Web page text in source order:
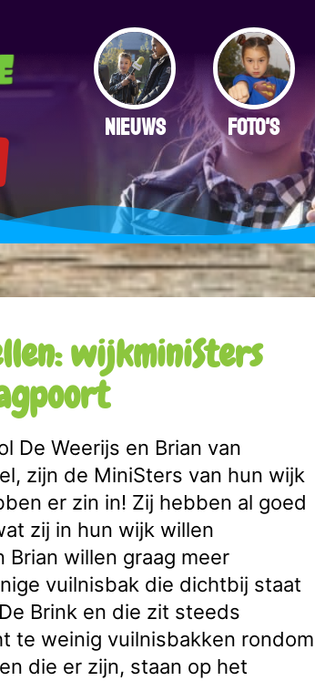
NIEUWS FOTO'S
wijkminiSters
De Weerijs en Brian van
zijn de MiniSters van hun wijk
er zin in! Zij hebben al goed
zij in hun wijk willen
Brian willen graag meer
vuilnisbak die dichtbij staat
Brink en die zit steeds
te weinig vuilnisbakken rondom
die er zijn, staan op het